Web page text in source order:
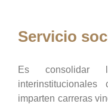
Servicio
Es consolidar
imparten carreras